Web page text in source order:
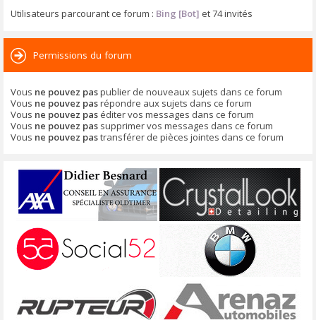
Utilisateurs parcourant ce forum : Bing [Bot] et 74 invités
Permissions du forum
Vous ne pouvez paspublier de nouveaux sujets dans ce forum
Vous ne pouvez pasrépondre aux sujets dans ce forum
Vous ne pouvez pas éditer vos messages dans ce forum
Vous ne pouvez pas supprimer vos messages dans ce forum
Vous ne pouvez pastransférer de pièces jointes dans ce forum